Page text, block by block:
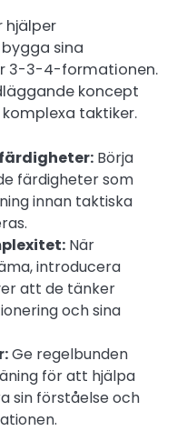
hjälper
sina
3-3-4-formationen.
koncept
taktiker.
Börja
färdigheter som
innan taktiska
När
introducera
att de tänker
och sina
Ge regelbunden
för att hjälpa
sin förståelse och